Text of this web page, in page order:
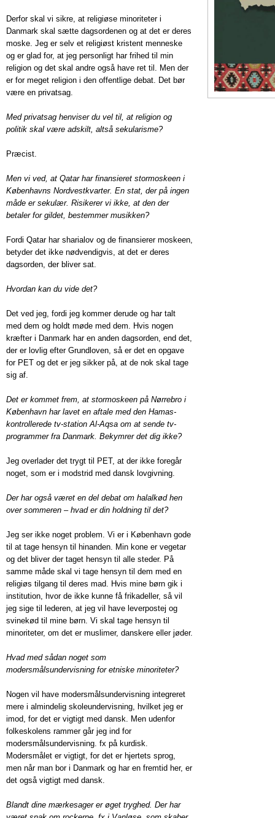
Derfor skal vi sikre, at religiøse minoriteter i
Danmark skal sætte dagsordenen og at det er deres
moske. Jeg er selv et religiøst kristent menneske
og er glad for, at jeg personligt har frihed til min
religion og det skal andre også have ret til. Men der
er for meget religion i den offentlige debat. Det bør
være en privatsag.
Med privatsag henviser du vel til, at religion og
politik skal være adskilt, altså sekularisme?
Præcist.
Men vi ved, at Qatar har finansieret stormoskeen i
Københavns Nordvestkvarter. En stat, der på ingen
måde er sekulær. Risikerer vi ikke, at den der
betaler for gildet, bestemmer musikken?
Fordi Qatar har sharialov og de finansierer moskeen,
betyder det ikke nødvendigvis, at det er deres
dagsorden, der bliver sat.
Hvordan kan du vide det?
Det ved jeg, fordi jeg kommer derude og har talt
med dem og holdt møde med dem. Hvis nogen
kræfter i Danmark har en anden dagsorden, end det,
der er lovlig efter Grundloven, så er det en opgave
for PET og det er jeg sikker på, at de nok skal tage
sig af.
Det er kommet frem, at stormoskeen på Nørrebro i
København har lavet en aftale med den Hamas-
kontrollerede tv-station Al-Aqsa om at sende tv-
programmer fra Danmark. Bekymrer det dig ikke?
Jeg overlader det trygt til PET, at der ikke foregår
noget, som er i modstrid med dansk lovgivning.
Der har også været en del debat om halalkød hen
over sommeren – hvad er din holdning til det?
Jeg ser ikke noget problem. Vi er i København gode
til at tage hensyn til hinanden. Min kone er vegetar
og det bliver der taget hensyn til alle steder. På
samme måde skal vi tage hensyn til dem med en
religiøs tilgang til deres mad. Hvis mine børn gik i
institution, hvor de ikke kunne få frikadeller, så vil
jeg sige til lederen, at jeg vil have leverpostej og
svinekød til mine børn. Vi skal tage hensyn til
minoriteter, om det er muslimer, danskere eller jøder.
Hvad med sådan noget som
modersmålsundervisning for etniske minoriteter?
Nogen vil have modersmålsundervisning integreret
mere i almindelig skoleundervisning, hvilket jeg er
imod, for det er vigtigt med dansk. Men udenfor
folkeskolens rammer går jeg ind for
modersmålsundervisning. fx på kurdisk.
Modersmålet er vigtigt, for det er hjertets sprog,
men når man bor i Danmark og har en fremtid her, er
det også vigtigt med dansk.
Blandt dine mærkesager er øget tryghed. Der har